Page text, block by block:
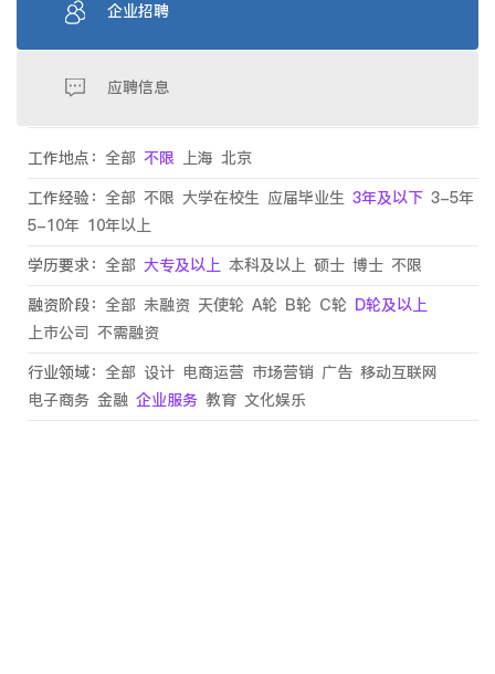
企业招聘
应聘信息
工作地点： 全部 不限 上海 北京
工作经验： 全部 不限 大学在校生 应届毕业生 3年及以下 3-5年
5-10年 10年以上
学历要求： 全部 大专及以上 本科及以上 硕士 博士 不限
融资阶段： 全部 未融资 天使轮 A轮 B轮 C轮 D轮及以上
上市公司 不需融资
行业领域： 全部 设计 电商运营 市场营销 广告 移动互联网
电子商务 金融 企业服务 教育 文化娱乐